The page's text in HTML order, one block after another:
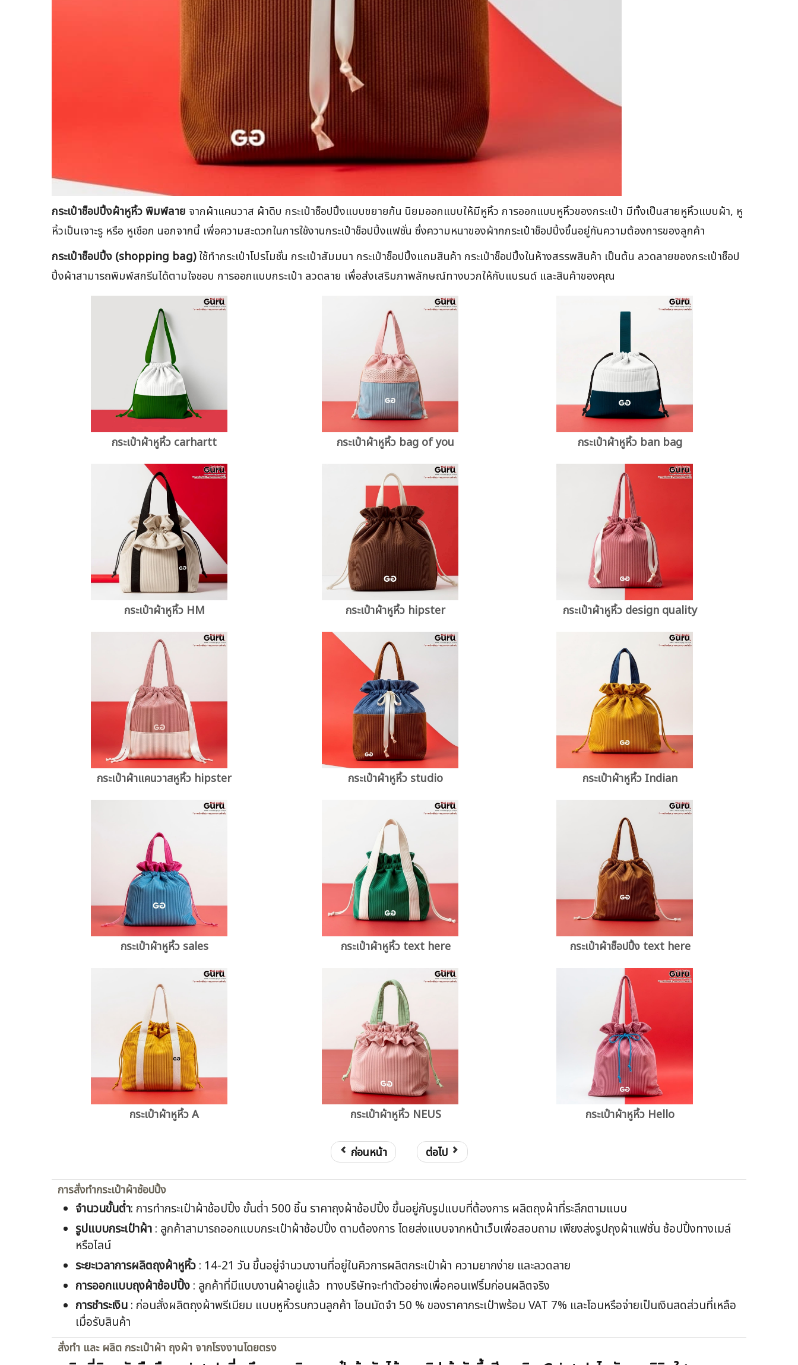
กระเป๋าช็อปปิ้งผ้าหูหิ้ว พิมพ์ลาย จากผ้าแคนวาส ผ้าดิบ กระเป๋าช็อปปิ้งแบบขยายก้น นิยมออกแบบให้มีหูหิ้ว การออกแบบหูหิ้วของกระเป๋า มีทั้งเป็นสายหูหิ้วแบบผ้า, หู
หิ้วเป็นเจาะรู หรือ หูเชือก นอกจากนี้ เพื่อความสะดวกในการใช้งานกระเป๋าช็อปปิ้งแฟชั่น ซึ่งความหนาของผ้ากกระเป๋าช็อปปิ้งขึ้นอยู่กันความต้องการของลูกค้า
กระเป๋าช็อปปิ้ง (shopping bag)ใช้ทำกระเป๋าโปรโมชั่น กระเป๋าสัมมนา กระเป๋าช็อปปิ้งแถมสินค้า กระเป๋าช็อปปิ้งในห้างสรรพสินค้า เป็นต้น ลวดลายของกระเป๋าช็อป
ปิ้งผ้าสามารถพิมพ์สกรีนได้ตามใจชอบ การออกแบบกระเป๋า ลวดลาย เพื่อส่งเสริมภาพลักษณ์ทางบวกให้กับแบรนด์ และสินค้าของคุณ
กระเป๋าผ้าหูหิ้ว carhartt กระเป๋าผ้าหูหิ้ว bag of you กระเป๋าผ้าหูหิ้ว ban bag
กระเป๋าผ้าหูหิ้ว HM กระเป๋าผ้าหูหิ้ว hipster กระเป๋าผ้าหูหิ้ว design quality
กระเป๋าผ้าแคนวาสหูหิ้ว hipster กระเป๋าผ้าหูหิ้ว studio กระเป๋าผ้าหูหิ้ว Indian
กระเป๋าผ้าหูหิ้ว sales กระเป๋าผ้าหูหิ้ว text here กระเป๋าผ้าช็อปปิ้ง text here
กระเป๋าผ้าหูหิ้ว A กระเป๋าผ้าหูหิ้ว NEUS กระเป๋าผ้าหูหิ้ว Hello
ก่อนหน้า ต่อไป
การสั่งทำกระเป๋าผ้าช้อปปิ้ง
จำนวนขั้นต่ำ: การทำกระเป๋าผ้าช้อปปิ้ง ขั้นต่ำ 500 ชิ้น ราคาถุงผ้าช้อปปิ้ง ขึ้นอยู่กับรูปแบบที่ต้องการ ผลิตถุงผ้าที่ระลึกตามแบบ
รูปแบบกระเป๋าผ้า : ลูกค้าสามารถออกแบบกระเป๋าผ้าช้อปปิ้ง ตามต้องการ โดยส่งแบบจากหน้าเว็บเพื่อสอบถาม เพียงส่งรูปถุงผ้าแฟชั่น ช้อปปิ้งทางเมล์
หรือไลน์
ระยะเวลาการผลิตถุงผ้าหูหิ้ว : 14-21 วัน ขึ้นอยู่จำนวนงานที่อยู่ในคิวการผลิตกระเป๋าผ้า ความยากง่าย และลวดลาย
การออกแบบถุงผ้าช้อปปิ้ง : ลูกค้าที่มีแบบงานผ้าอยู่แล้ว ทางบริษัทจะทำตัวอย่างเพื่อคอนเฟริ์มก่อนผลิตจริง
การชำระเงิน : ก่อนสั่งผลิตถุงผ้าพรีเมียม แบบหูหิ้วรบกวนลูกค้า โอนมัดจำ 50 % ของราคากระเป๋าพร้อม VAT 7% และโอนหรือจ่ายเป็นเงินสดส่วนที่เหลือ
เมื่อรับสินค้า
สั่งทำ และ ผลิต กระเป๋าผ้า ถุงผ้า จากโรงงานโดยตรง